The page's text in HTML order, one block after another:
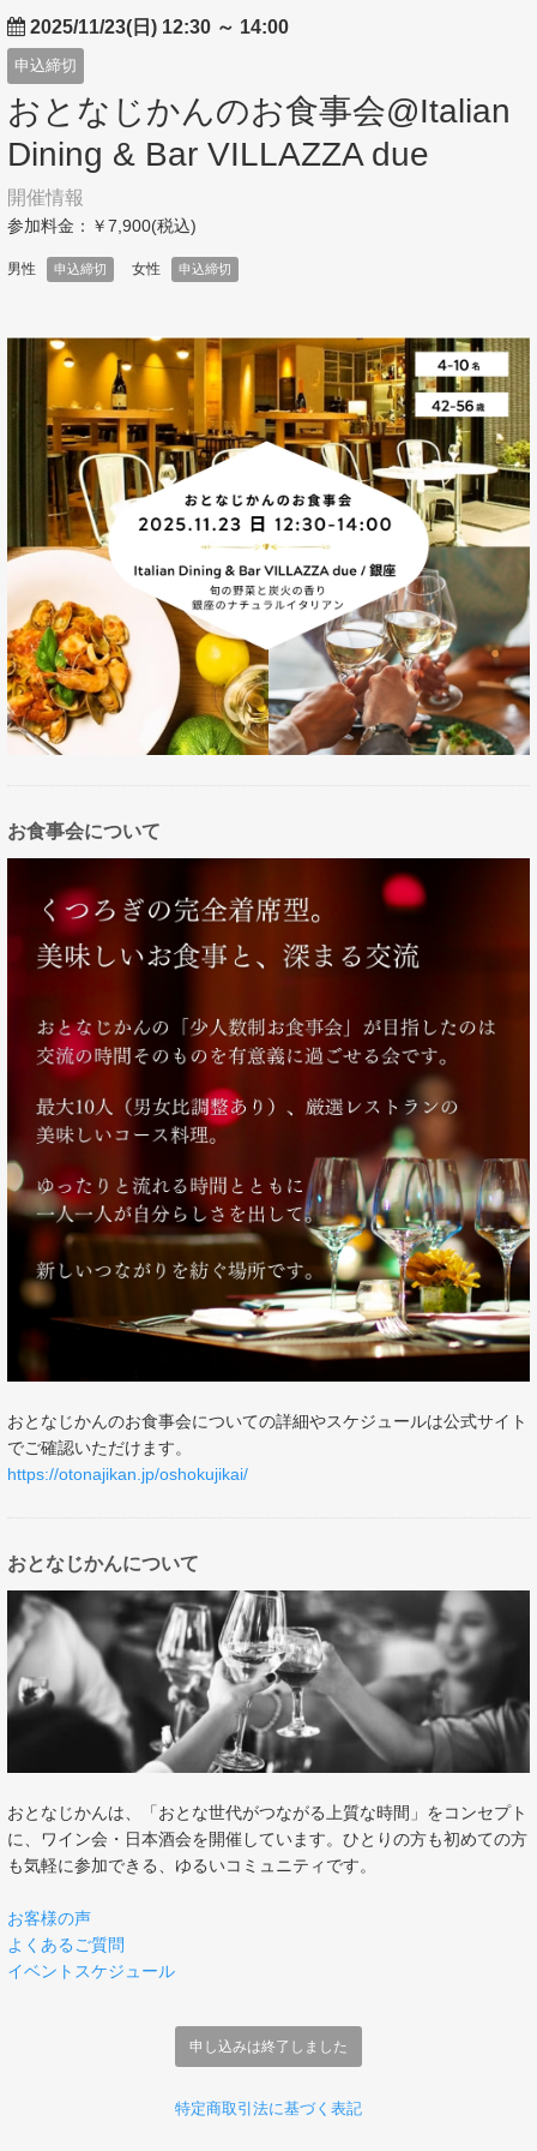
2025/11/23(日) 12:30 ～ 14:00
申込締切
おとなじかんのお食事会@Italian
Dining & Bar VILLAZZA due
開催情報
参加料金：￥7,900(税込)
男性 申込締切 女性 申込締切
お食事会について
おとなじかんのお食事会についての詳細やスケジュールは公式サイト
でご確認いただけます。
https://otonajikan.jp/oshokujikai/
おとなじかんについて
おとなじかんは、「おとな世代がつながる上質な時間」をコンセプト
に、ワイン会・日本酒会を開催しています。ひとりの方も初めての方
も気軽に参加できる、ゆるいコミュニティです。
お客様の声
よくあるご質問
イベントスケジュール
申し込みは終了しました
特定商取引法に基づく表記